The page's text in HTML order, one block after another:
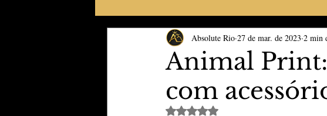
Gastronomia & Turismo Social & Estilos
TheVipClubBusiness Revistas The Vip
Animal
com
Absolute Rio 27 de mar. de 2023 2 min
Avaliado com NaN de 5 estrelas.